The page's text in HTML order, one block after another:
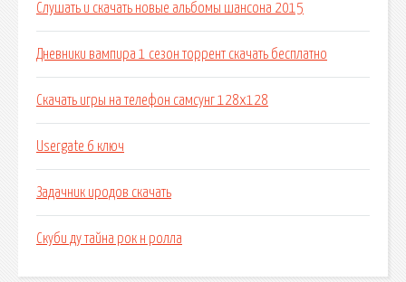
Слушать и скачать новые альбомы шансона 2015
Дневники вампира 1 сезон торрент скачать бесплатно
Скачать игры на телефон самсунг 128х128
Usergate 6 ключ
Задачник иродов скачать
Скуби ду тайна рок н ролла